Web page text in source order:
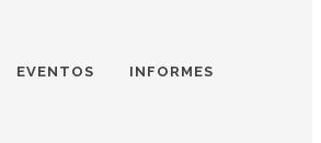
EVENTOS INFORMES